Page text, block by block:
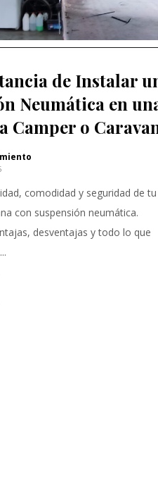
de Instalar
Neumática en
Camper o
comodidad y seguridad de tu
con suspensión neumática.
desventajas y todo lo que